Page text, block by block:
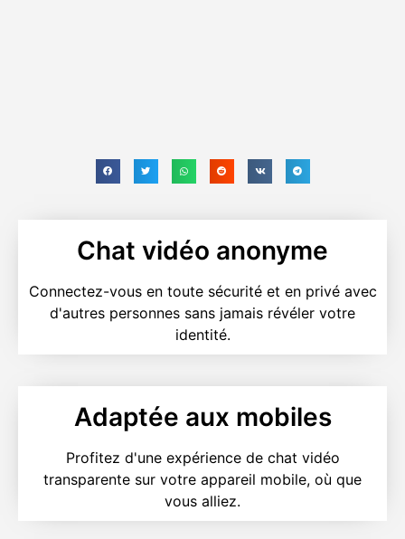
Chat vidéo anonyme
Connectez-vous en toute sécurité et en privé avec
d'autres personnes sans jamais révéler votre
identité.
Adaptée aux mobiles
Profitez d'une expérience de chat vidéo
transparente sur votre appareil mobile, où que
vous alliez.